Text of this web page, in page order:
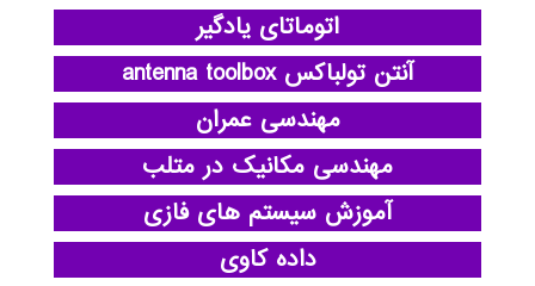
اتوماتای یادگیر
آنتن تولباکس antenna toolbox
مهندسی عمران
مهندسی مکانیک در متلب
آموزش سیستم های فازی
داده کاوی